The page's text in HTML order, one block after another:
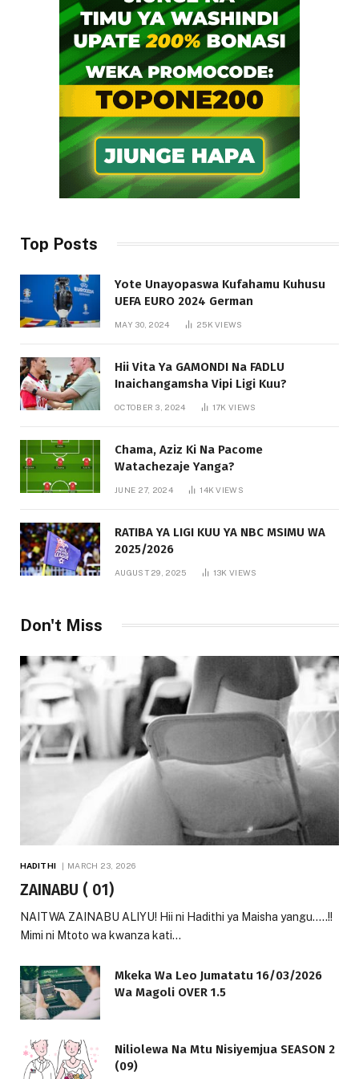
Top Posts
Yote Unayopaswa Kufahamu Kuhusu
UEFA EURO 2024 German
MAY 30, 2024 25KVIEWS
Hii Vita Ya GAMONDI Na FADLU
Inaichangamsha Vipi Ligi Kuu?
OCTOBER 3, 2024 17KVIEWS
Chama, Aziz Ki Na Pacome
Watachezaje Yanga?
JUNE 27, 2024 14KVIEWS
RATIBA YA LIGI KUU YA NBC MSIMU WA
2025/2026
AUGUST 29, 2025 13KVIEWS
Don't Miss
HADITHI MARCH 23, 2026
ZAINABU ( 01)
NAITWA ZAINABU ALIYU! Hii ni Hadithi ya Maisha yangu…..!!
Mimi ni Mtoto wa kwanza kati…
Mkeka Wa Leo Jumatatu 16/03/2026
Wa Magoli OVER 1.5
Niliolewa Na Mtu Nisiyemjua SEASON 2
(09)